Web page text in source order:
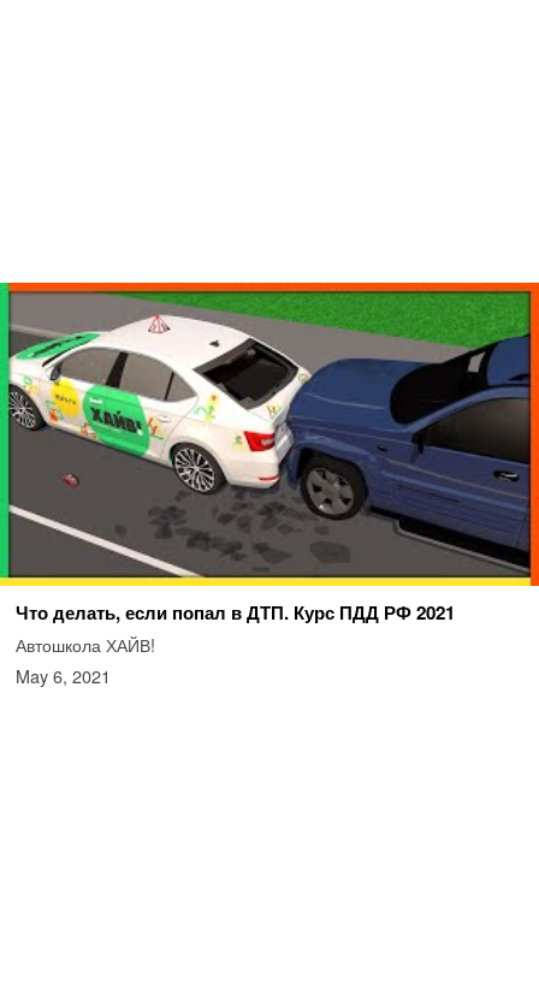
Что делать, если попал в ДТП. Курс ПДД РФ 2021
Автошкола ХАЙВ!
May 6, 2021